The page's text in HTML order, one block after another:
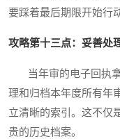
要踩着最后期限开始行
攻略第十三点：妥善处
当年审的电子回执拿
理和归档本年度所有年
立清晰的索引。这不仅
贵的历史档案。